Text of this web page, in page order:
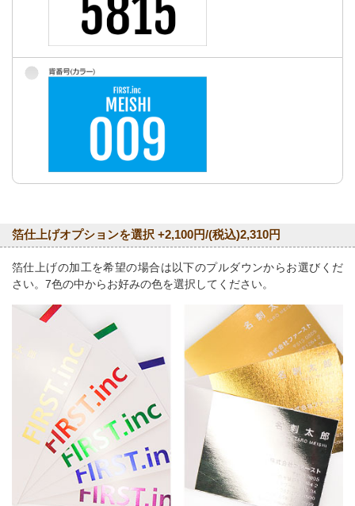
箔仕上げオプションを選択 +2,100円/(税込)2,310円
箔仕上げの加工を希望の場合は以下のプルダウンからお選びくだ
さい。7色の中からお好みの色を選択してください。